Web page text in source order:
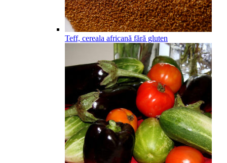
Teff, cereala africană fără gluten